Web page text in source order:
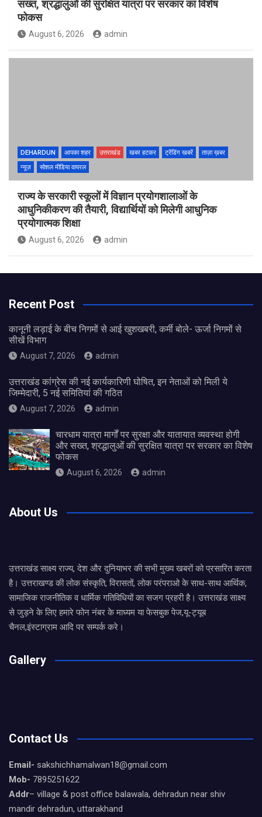
सख्त, श्रद्धालुओं की सुरक्षित यात्रा पर सरकार का विशेष
फोकस
August 6, 2026 admin
DEHARDUN आपका शहर उत्तराखंड खबर हटकर ट्रेंडिंग खबरें
ताज़ा ख़बर
न्यूज़
सोशल मीडिया वायरल
राज्य के सरकारी स्कूलों में विज्ञान प्रयोगशालाओं के
आधुनिकीकरण की तैयारी, विद्यार्थियों को मिलेगी आधुनिक
प्रयोगात्मक शिक्षा
August 6, 2026 admin
Recent Post
कानूनी लड़ाई के बीच निगमों से आई खुशखबरी, कर्मी बोले- ऊर्जा निगमों से
सीखें विभाग
August 7, 2026 admin
उत्तराखंड कांग्रेस की नई कार्यकारिणी घोषित, इन नेताओं को मिली ये
जिम्मेदारी, 5 नई समितियां की गठित
August 7, 2026 admin
चारधाम यात्रा मार्गों पर सुरक्षा और यातायात व्यवस्था होगी
और सख्त, श्रद्धालुओं की सुरक्षित यात्रा पर सरकार का विशेष
फोकस
August 6, 2026 admin
About Us
उत्तराखंड साक्ष्य राज्य, देश और दुनियाभर की सभी मुख्य खबरों को प्रसारित करता
है। उत्तराखण्ड की लोक संस्कृति, विरासतों, लोक परंपराओ के साथ-साथ आर्थिक,
सामाजिक राजनीतिक व धार्मिक गतिविधियों का सजग प्रहरी है। उत्तराखंड साक्ष्य
से जुड़ने के लिए हमारे फोन नंबर के माध्यम या फेसबुक पेज,यू-ट्यूब
चैनल,इंस्टाग्राम आदि पर सम्पर्क करे।
Gallery
Contact Us
Email- sakshichhamalwan18@gmail.com
Mob- 7895251622
Addr– village & post office balawala, dehradun near shiv
mandir dehradun, uttarakhand